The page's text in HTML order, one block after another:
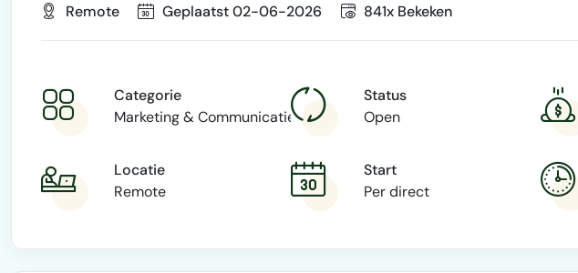
Remote Geplaatst 02-06-2026 841x Bekeken
Categorie
Marketing & Communicatie
Status
Open
Locatie
Remote
Start
Per direct